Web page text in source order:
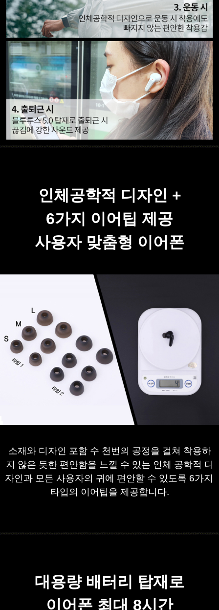
인체공학적 디자인 +
6가지 이어팁 제공
사용자 맞춤형 이어폰
소재와 디자인 포함 수 천번의 공정을 걸쳐 착용하
지 않은 듯한 편안함을 느낄 수 있는 인체 공학적 디
자인과 모든 사용자의 귀에 편안할 수 있도록 6가지
타입의 이어팁을 제공합니다.
대용량 배터리 탑재로
이어폰 최대 8시간